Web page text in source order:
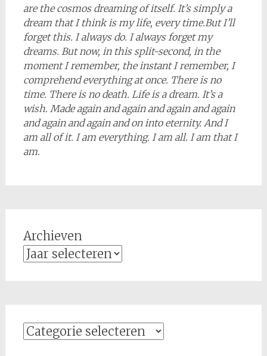
are the cosmos dreaming of itself. It’s simply a
dream that I think is my life, every time.But I’ll
forget this. I always do. I always forget my
dreams. But now, in this split-second, in the
moment I remember, the instant I remember, I
comprehend everything at once. There is no
time. There is no death. Life is a dream. It’s a
wish. Made again and again and again and again
and again and again and on into eternity. And I
am all of it. I am everything. I am all. I am that I
am.
Archieven
Categorieën